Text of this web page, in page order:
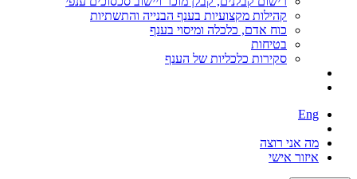
קהילות מקצועיות בענף הבנייה והתשתיות
כוח אדם, כלכלה ומיסוי בענף
בטיחות
סקירות כלכליות של הענף
Eng
מה אני רוצה
איזור אישי